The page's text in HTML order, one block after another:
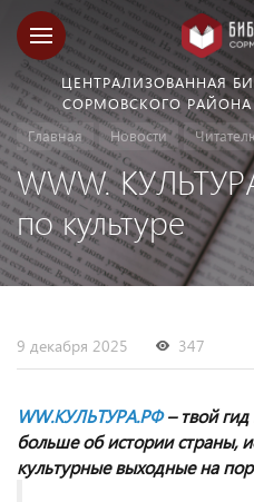
ЦЕНТРАЛИЗОВАННАЯ
СОРМОВСКОГО
Главная
Новости
WWW.
по культуре
9 декабря 2025 347
WW.КУЛЬТУРА.РФ–твой гид
больше об истории страны,
культурные выходные на